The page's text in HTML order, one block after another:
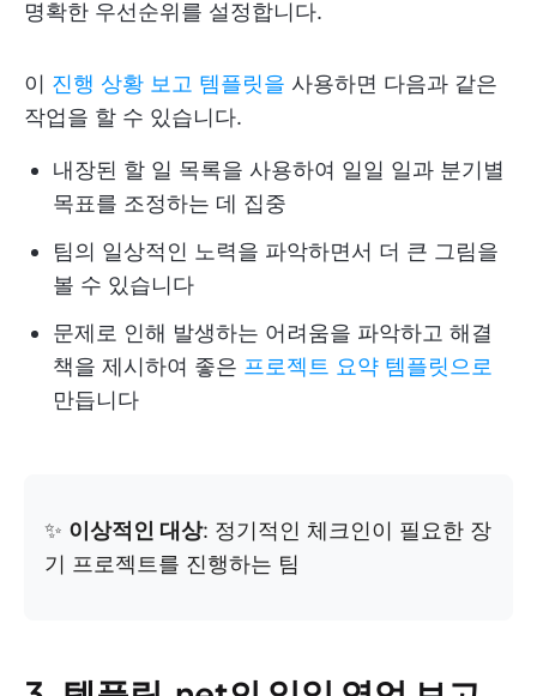
명확한 우선순위를 설정합니다.
이 진행 상황 보고 템플릿을 사용하면 다음과 같은
작업을 할 수 있습니다.
내장된 할 일 목록을 사용하여 일일 일과 분기별
목표를 조정하는 데 집중
팀의 일상적인 노력을 파악하면서 더 큰 그림을
볼 수 있습니다
문제로 인해 발생하는 어려움을 파악하고 해결
책을 제시하여 좋은 프로젝트 요약 템플릿으로
만듭니다
✨ 이상적인 대상: 정기적인 체크인이 필요한 장
기 프로젝트를 진행하는 팀